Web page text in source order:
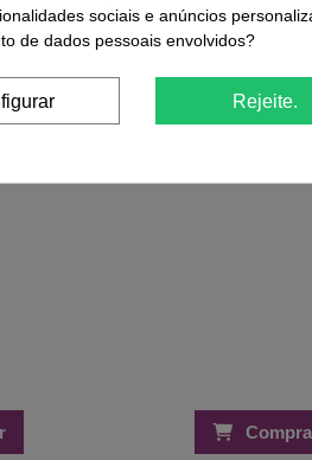
Suporte Dedo /
0,33 €
sociais e anúncios
de dados pessoais envolvidos?
Rejeite.